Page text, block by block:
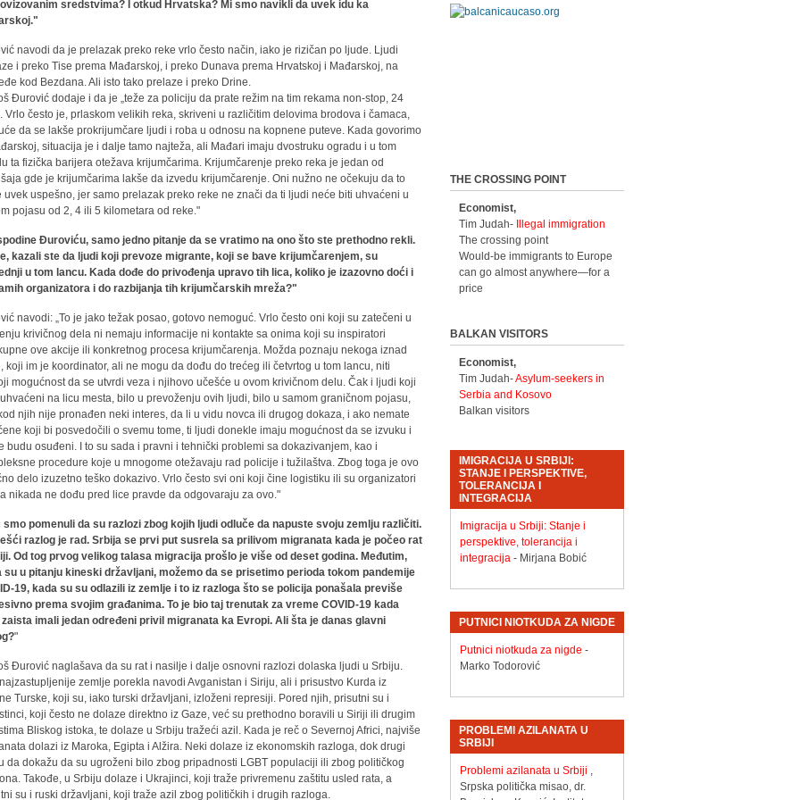
sredstvima? I otkud Hrvatska? Mi smo navikli da uvek idu ka
navodi da je prelazak preko reke vrlo često način, iako je rizičan po ljude. Ljudi
i preko Tise prema Mađarskoj, i preko Dunava prema Hrvatskoj i Mađarskoj, na
kod Bezdana. Ali isto tako prelaze i preko Drine.
Đurović dodaje i da je „teže za policiju da prate režim na tim rekama non-stop, 24
Vrlo često je, prlaskom velikih reka, skriveni u različitim delovima brodova i čamaca,
da se lakše prokrijumčare ljudi i roba u odnosu na kopnene puteve. Kada govorimo
situacija je i dalje tamo najteža, ali Mađari imaju dvostruku ogradu i u tom
ta fizička barijera otežava krijumčarima. Krijumčarenje preko reka je jedan od
gde je krijumčarima lakše da izvedu krijumčarenje. Oni nužno ne očekuju da to
uvek uspešno, jer samo prelazak preko reke ne znači da ti ljudi neće biti uhvaćeni u
pojasu od 2, 4 ili 5 kilometara od reke."
Đuroviću, samo jedno pitanje da se vratimo na ono što ste prethodno rekli.
kazali ste da ljudi koji prevoze migrante, koji se bave krijumčarenjem, su
u tom lancu. Kada dođe do privođenja upravo tih lica, koliko je izazovno doći i
organizatora i do razbijanja tih krijumčarskih mreža?"
navodi: „To je jako težak posao, gotovo nemoguć. Vrlo često oni koji su zatečeni u
krivičnog dela ni nemaju informacije ni kontakte sa onima koji su inspiratori
ove akcije ili konkretnog procesa krijumčarenja. Možda poznaju nekoga iznad
koji im je koordinator, ali ne mogu da dođu do trećeg ili četvrtog u tom lancu, niti
mogućnost da se utvrdi veza i njihovo učešće u ovom krivičnom delu. Čak i ljudi koji
na licu mesta, bilo u prevoženju ovih ljudi, bilo u samom graničnom pojasu,
njih nije pronađen neki interes, da li u vidu novca ili drugog dokaza, i ako nemate
koji bi posvedočili o svemu tome, ti ljudi donekle imaju mogućnost da se izvuku i
budu osuđeni. I to su sada i pravni i tehnički problemi sa dokazivanjem, kao i
procedure koje u mnogome otežavaju rad policije i tužilaštva. Zbog toga je ovo
delo izuzetno teško dokazivo. Vrlo često svi oni koji čine logistiku ili su organizatori
nikada ne dođu pred lice pravde da odgovaraju za ovo."
smo pomenuli da su razlozi zbog kojih ljudi odluče da napuste svoju zemlju različiti.
razlog je rad. Srbija se prvi put susrela sa prilivom migranata kada je počeo rat
Od tog prvog velikog talasa migracija prošlo je više od deset godina. Međutim,
su u pitanju kineski državljani, možemo da se prisetimo perioda tokom pandemije
19, kada su su odlazili iz zemlje i to iz razloga što se policija ponašala previše
prema svojim građanima. To je bio taj trenutak za vreme COVID-19 kada
imali jedan određeni privil migranata ka Evropi. Ali šta je danas glavni
"
Đurović naglašava da su rat i nasilje i dalje osnovni razlozi dolaska ljudi u Srbiju.
zemlje porekla navodi Avganistan i Siriju, ali i prisustvo Kurda iz
Turske, koji su, iako turski državljani, izloženi represiji. Pored njih, prisutni su i
koji često ne dolaze direktno iz Gaze, već su prethodno boravili u Siriji ili drugim
Bliskog istoka, te dolaze u Srbiju tražeći azil. Kada je reč o Severnoj Africi, najviše
dolazi iz Maroka, Egipta i Alžira. Neki dolaze iz ekonomskih razloga, dok drugi
da dokažu da su ugroženi bilo zbog pripadnosti LGBT populaciji ili zbog političkog
Takođe, u Srbiju dolaze i Ukrajinci, koji traže privremenu zaštitu usled rata, a
su i ruski državljani, koji traže azil zbog političkih i drugih razloga.
THE CROSSING POINT
Economist,
Tim Judah-
Illegal immigration
The crossing point
Would-be immigrants to Europe
can go almost anywhere—for a
price
BALKAN VISITORS
Economist,
Tim Judah-Asylum-seekers in
Serbia and Kosovo
Balkan visitors
IMIGRACIJA U SRBIJI:
STANJE I PERSPEKTIVE,
TOLERANCIJA I
INTEGRACIJA
Imigracija u Srbiji: Stanje i
perspektive, tolerancija i
integracija- Mirjana Bobić
PUTNICI NIOTKUDA ZA NIGDE
Putnici niotkuda za nigde -
Marko Todorović
PROBLEMI AZILANATA U
SRBIJI
Problemi azilanata u Srbiji ,
Srpska politička misao, dr.